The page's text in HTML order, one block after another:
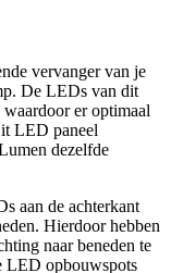
vervanger van je
De LEDs van dit
er optimaal
LED paneel
dezelfde
aan de achterkant
Hierdoor hebben
naar beneden te
LED opbouwspots